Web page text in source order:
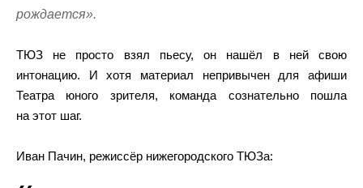
рождается».
ТЮЗ не просто взял пьесу, он нашёл в ней свою
интонацию. И хотя материал непривычен для афиши
Театра юного зрителя, команда сознательно пошла
на этот шаг.
Иван Пачин, режиссёр нижегородского ТЮЗа: